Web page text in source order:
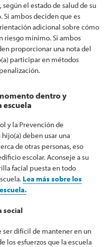
el estado de salud de su
Si ambos deciden que es
adicional sobre cómo
riesgo mínimo. Si ambos
proporcionar una nota del
participar en métodos
dentro y
escuela
y la Prevención de
hijo(a) deben usar una
de otras personas, eso
escolar. Aconseje a su
facial puesta en todo
Lea más sobre los
social
difícil de mantener en un
los esfuerzos que la escuela